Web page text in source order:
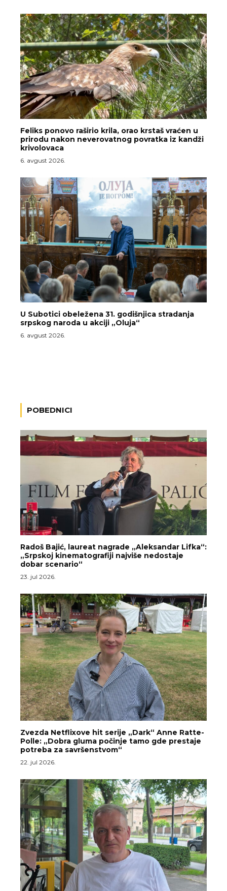
Feliks ponovo raširio krila, orao krstaš vraćen u
prirodu nakon neverovatnog povratka iz kandži
krivolovaca
6. avgust 2026.
U Subotici obeležena 31. godišnjica stradanja
srpskog naroda u akciji „Oluja“
6. avgust 2026.
POBEDNICI
Radoš Bajić, laureat nagrade „Aleksandar Lifka“:
„Srpskoj kinematografiji najviše nedostaje
dobar scenario“
23. jul 2026.
Zvezda Netflixove hit serije „Dark“ Anne Ratte-
Polle: „Dobra gluma počinje tamo gde prestaje
potreba za savršenstvom“
22. jul 2026.